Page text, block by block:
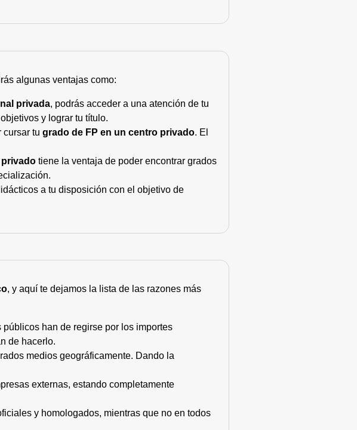
algunas ventajas como:
privada, podrás acceder a una atención de tu
y lograr tu título.
cursar tu grado de FP en un centro privado. El
privado tiene la ventaja de poder encontrar grados
a tu disposición con el objetivo de
, y aquí te dejamos la lista de las razones más
han de regirse por los importes
de hacerlo.
medios geográficamente. Dando la
externas, estando completamente
y homologados, mientras que no en todos